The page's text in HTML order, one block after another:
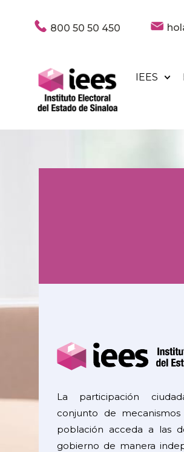
800 50 50 450
IEES
La participación
conjunto de
población acceda a las
gobierno de manera